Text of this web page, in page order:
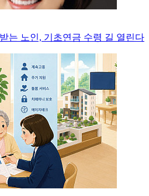
는 노인, 기초연금 수령 길 열린다